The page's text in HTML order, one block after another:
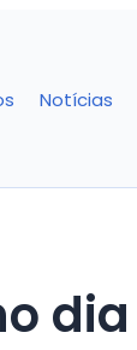
Notícias
dia